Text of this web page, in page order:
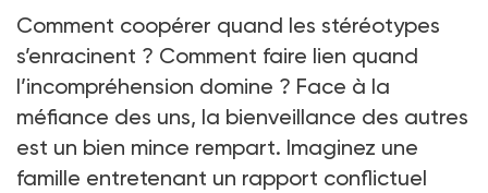
Comment coopérer quand les stéréotypes
s’enracinent ? Comment faire lien quand
l’incompréhension domine ? Face à la
méfiance des uns, la bienveillance des autres
est un bien mince rempart. Imaginez une
famille entretenant un rapport conflictuel